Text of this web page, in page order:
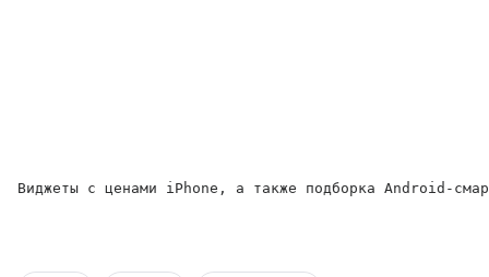
Виджеты с ценами iPhone, а также подборка Android-